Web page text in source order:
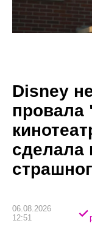
Disney
сделала
06.08.2026
12:51